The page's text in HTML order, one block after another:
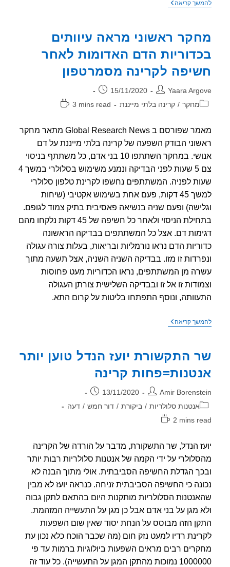
קריאהכתבה
–
הסינים
הפעילו
נשק
מיקרוגל
על
בקו
הגבול
ראשוני מראה עיוותים
הדם האדומות לאחר
לקרינה מסמרטפון
Yaara פורסם:
15/11/2020
/ קרינה בלתי מייננת
זמן
3 mins read
מאמר שפורסם ב Global Research News מתאר מחקר
הבודק השפעה של קרינה בלתי מייננת על דם
אנושי. במחקר השתתפו 10 בני אדם, כל משתתף בניסוי
צם 5 שעות לפני הבדיקה ונמנע משימוש בסלולרי במשך 4
לפניה. המשתתפים נחשפו לקרינת טלפון סלולרי
למשך 45 דקות, פעם אחת בשימוש אקטיבי (שיחות
ופעם שניה בנשיאה פאסיבית בתיק צמוד לגופם.
בתחילת הניסוי ולאחר כל חשיפה של 45 דקות נלקחו מהם
דם. אצל כל המשתתפים בבדיקה הראשונה
הדם נראו נורמליות ובריאות, בעלות צורה עגולה
זו מזו. בבדיקה השניה השניה, אצל תשעה מתוך
מן המשתתפים, נראו הכדוריות מעט פחוסות
זו אל זו ובבדיקה השלישית צורתן העגולה
ונוסף התפתחו בליטות על קרום התא.
קריאהמחקר
בכדוריות
הדם
האדומות
לאחר
לקרינה
מסמרטפון
התקשורת יועז הנדל טוען יותר
קרינה
Amir פורסם:
13/11/2020
אנטנות סלולריות / ביקורת / דור חמש / דעה
2 mins
הנדל, שר התשקורת, מדבר על הורדה של הקרינה
על ידי הקמה של אנטנות סלולריות רבות יותר
הגדלת החשיפה הסביבתית. אולי מתוך הבנה לא
כי החשיפה הסביבתית זניחה. כנראה יועז לא מבין
הסלולריות מותקנות היום בהתאם לתקן גבוה
מגן על בני אדם אבל כן מגן על התעשייה המזהמת.
הזה מבוסס על הנחת יסוד שאין שום השפעות
רדיו למעט נזק חום (מה שכבר הוכח כלא נכון עת
רבים מראים השפעות ביולוגיות ברמות עד פי
1000000 נמוכות מהתקן המגן על התעשייה). כל עוד זה